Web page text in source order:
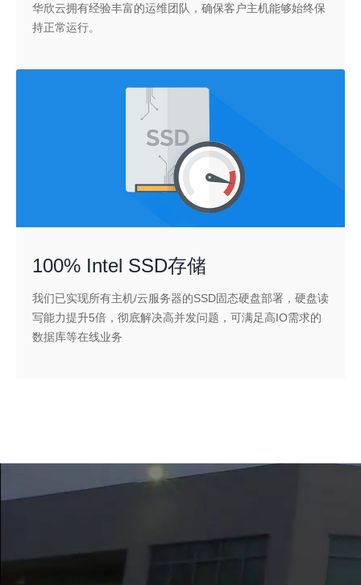
华欣云拥有经验丰富的运维团队，确保客户主机能够始终保
持正常运行。
100% Intel SSD存储
我们已实现所有主机/云服务器的SSD固态硬盘部署，硬盘读
写能力提升5倍，彻底解决高并发问题，可满足高IO需求的
数据库等在线业务